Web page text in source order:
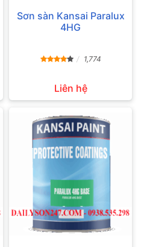
Sơn sàn Kansai Paralux
4HG
1,774
Liên hệ